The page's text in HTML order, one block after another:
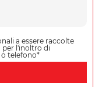
a essere raccolte
l'inoltro di
telefono*